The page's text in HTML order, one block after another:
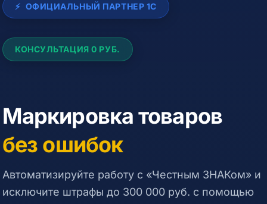
⚡ ОФИЦИАЛЬНЫЙ ПАРТНЕР 1С
КОНСУЛЬТАЦИЯ 0 РУБ.
Маркировка товаров
без ошибок
Автоматизируйте работу с «Честным ЗНАКом» и
исключите штрафы до 300 000 руб. с помощью